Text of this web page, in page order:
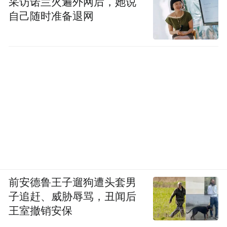
自己随时准备退网
前安德鲁王子遛狗遭头套男
子追赶、威胁辱骂，丑闻后
王室撤销安保